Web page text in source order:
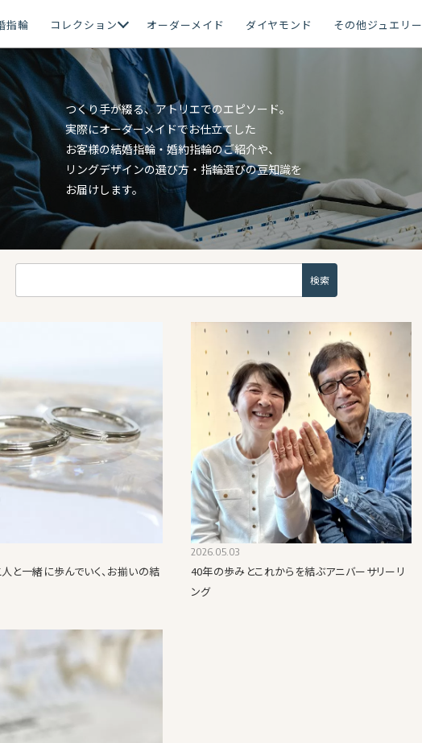
指輪 コレクション オーダーメイド ダイヤモンド その他ジュエリー
つくり手が綴る、アトリエでのエピソード。
実際にオーダーメイドでお仕立てした
お客様の結婚指輪・婚約指輪のご紹介や、
リングデザインの選び方・指輪選びの豆知識を
お届けします。
と一緒に歩んでいく、お揃いの結
2026.05.03
40年の歩みとこれからを結ぶアニバーサリーリ
ング